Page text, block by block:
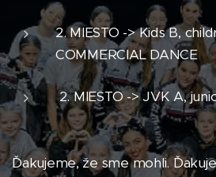
2. MIESTO -> Kids B,
COMMERCIAL DANCE
2. MIESTO -> JVK A,
Ďakujeme, že sme mohli.